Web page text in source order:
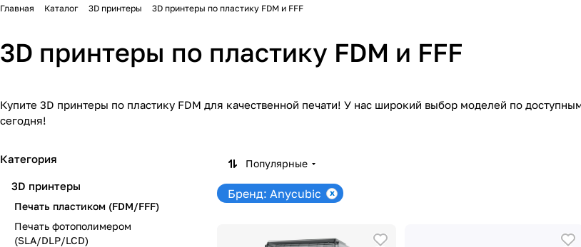
Главная Каталог 3D принтеры 3D принтеры по пластику FDM и FFF
3D принтеры по пластику FDM и FFF
Купите 3D принтеры по пластику FDM для качественной печати! У нас широкий выбор моделей по
сегодня!
Популярные
Бренд: Anycubic
Категория
3D принтеры
Печать пластиком (FDM/FFF)
Печать фотополимером
(SLA/DLP/LCD)